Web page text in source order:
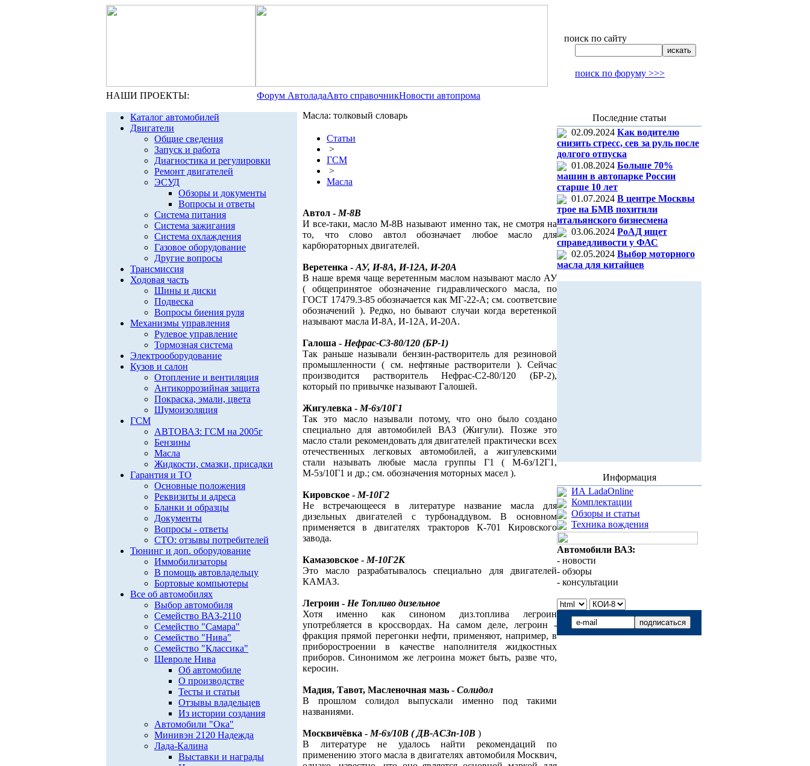
поиск по сайту
поиск по форуму >>>
НАШИ ПРОЕКТЫ: Форум АвтоладаАвто справочникНовости автопрома
Каталог автомобилей
Двигатели
Общие сведения
Запуск и работа
Диагностика и регулировки
Ремонт двигателей
ЭСУД
Обзоры и документы
Вопросы и ответы
Система питания
Система зажигания
Система охлаждения
Газовое оборудование
Другие вопросы
Трансмиссия
Ходовая часть
Шины и диски
Подвеска
Вопросы биения руля
Механизмы управления
Рулевое управление
Тормозная система
Электрооборудование
Кузов и салон
Отопление и вентиляция
Антикоррозийная защита
Покраска, эмали, цвета
Шумоизоляция
ГСМ
АВТОВАЗ: ГСМ на 2005г
Бензины
Масла
Жидкости, смазки, присадки
Гарантия и ТО
Основные положения
Реквизиты и адреса
Бланки и образцы
Документы
Вопросы - ответы
СТО: отзывы потребителей
Тюнинг и доп. оборудование
Иммобилизаторы
В помощь автовладельцу
Бортовые компьютеры
Все об автомобилях
Выбор автомобиля
Семейство ВАЗ-2110
Семейство "Самара"
Семейство "Нива"
Семейство "Классика"
Шевроле Нива
Об автомобиле
О производстве
Тесты и статьи
Отзывы владельцев
Из истории создания
Автомобили "Ока"
Минивэн 2120 Надежда
Лада-Калина
Выставки и награды
Масла: толковый словарь
Статьи
>
ГСМ
>
Масла
Автол - М-8В
И все-таки, масло М-8В называют именно так, не смотря на
то, что слово автол обозначает любое масло для
карбюраторных двигателей.
Веретенка - АУ, И-8А, И-12А, И-20А
В наше время чаще веретенным маслом называют масло АУ
( общепринятое обозначение гидравлического масла, по
ГОСТ 17479.3-85 обозначается как МГ-22-А; см. соответсвие
обозначений ). Редко, но бывают случаи когда веретенкой
называют масла И-8А, И-12А, И-20А.
Галоша - Нефрас-С3-80/120 (БР-1)
Так раньше называли бензин-растворитель для резиновой
промышленности ( см. нефтяные растворители ). Сейчас
производится растворитель Нефрас-С2-80/120 (БР-2),
который по привычке называют Галошей.
Жигулевка - М-6з/10Г1
Так это масло называли потому, что оно было создано
специально для автомобилей ВАЗ (Жигули). Позже это
масло стали рекомендовать для двигателей практически всех
отечественных легковых автомобилей, а жигулевскими
стали называть любые масла группы Г1 ( М-6з/12Г1,
М-5з/10Г1 и др.; см. обозначения моторных масел ).
Кировское - М-10Г2
Не встречающееся в литературе название масла для
дизельных двигателей с турбонаддувом. В основном
применяется в двигателях тракторов К-701 Кировского
завода.
Камазовское - М-10Г2К
Это масло разрабатывалось специально для двигателей
КАМАЗ.
Легроин - Не Топливо дизельное
Хотя именно как синоном диз.топлива легроин
употребляется в кроссвордах. На самом деле, легроин -
фракция прямой перегонки нефти, применяют, например, в
приборостроении в качестве наполнителя жидкостных
приборов. Синонимом же легроина может быть, разве что,
керосин.
Мадия, Тавот, Масленочная мазь - Солидол
В прошлом солидол выпускали именно под такими
названиями.
Москвичёвка - М-6з/10В ( ДВ-АСЗп-10В )
В литературе не удалось найти рекомендаций по
применению этого масла в двигателях автомобиля Москвич,
Последние статьи
02.09.2024 Как водителю
снизить стресс, сев за руль после
долгого отпуска
01.08.2024 Больше 70%
машин в автопарке России
старше 10 лет
01.07.2024 В центре Москвы
трое на БМВ похитили
итальянского бизнесмена
03.06.2024 РоАД ищет
справедливости у ФАС
02.05.2024 Выбор моторного
масла для китайцев
Информация
ИА LadaOnline
Комплектации
Обзоры и статьи
Техника вождения
Автомобили ВАЗ:
- новости
- обзоры
- консультации